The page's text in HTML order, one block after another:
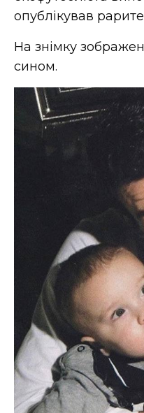
опублікував
На знімку
сином.